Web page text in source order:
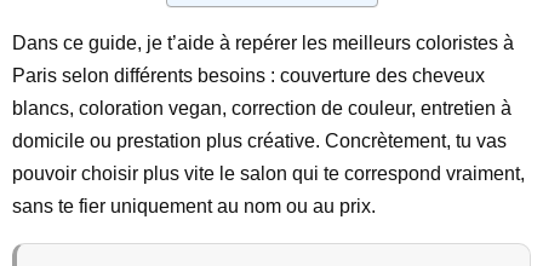
Dans ce guide, je t’aide à repérer les meilleurs coloristes à
Paris selon différents besoins : couverture des cheveux
blancs, coloration vegan, correction de couleur, entretien à
domicile ou prestation plus créative. Concrètement, tu vas
pouvoir choisir plus vite le salon qui te correspond vraiment,
sans te fier uniquement au nom ou au prix.